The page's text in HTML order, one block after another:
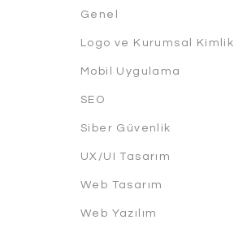
Genel
Logo ve Kurumsal Kimlik
Mobil Uygulama
SEO
Siber Güvenlik
UX/UI Tasarım
Web Tasarım
Web Yazılım